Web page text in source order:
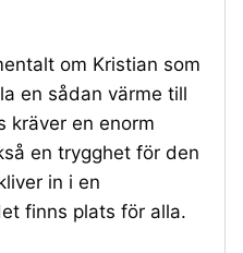
om Kristian som
en sådan värme till
kräver en enorm
en trygghet för den
in i en
finns plats för alla.